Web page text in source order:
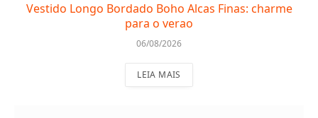
Vestido Longo Bordado Boho Alcas Finas: charme
para o verao
06/08/2026
LEIA MAIS